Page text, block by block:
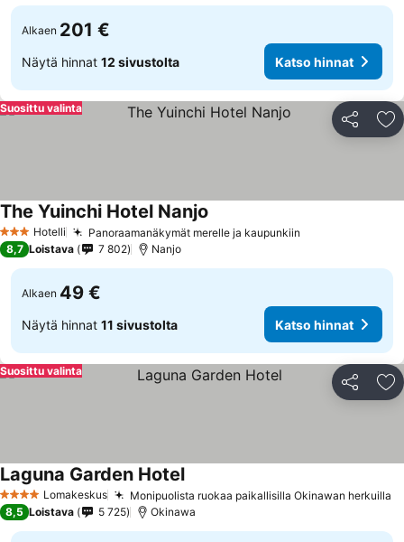
Alkaen 201 €
Näytä hinnat 12 sivustolta Katso hinnat
Jaa
Suosittu valinta
3 Tähtiluokitus
Hotelli Panoraamanäkymät merelle ja kaupunkiin
The Yuinchi Hotel Nanjo
8,7 Loistava 7 802 Nanjo
Alkaen 49 €
Näytä hinnat 11 sivustolta Katso hinnat
Jaa
Suosittu valinta
4 TähtiluokitusLomakeskus Monipuolista ruokaa paikallisilla Okinawan herkuilla
Laguna Garden HotelKatso hinnat
8,5 Loistava 5 725 Okinawa